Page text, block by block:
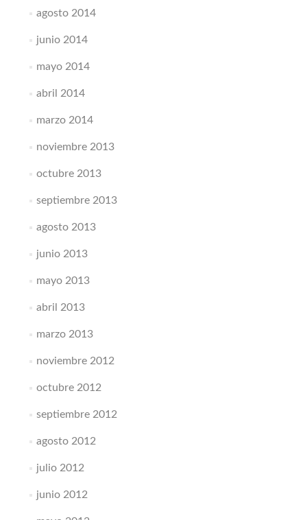
agosto 2014
junio 2014
mayo 2014
abril 2014
marzo 2014
noviembre 2013
octubre 2013
septiembre 2013
agosto 2013
junio 2013
mayo 2013
abril 2013
marzo 2013
noviembre 2012
octubre 2012
septiembre 2012
agosto 2012
julio 2012
junio 2012